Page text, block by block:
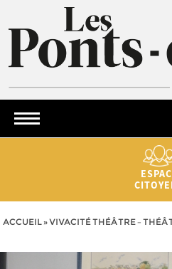
ACCUEIL»VIVACITÉ THÉÂTRE –